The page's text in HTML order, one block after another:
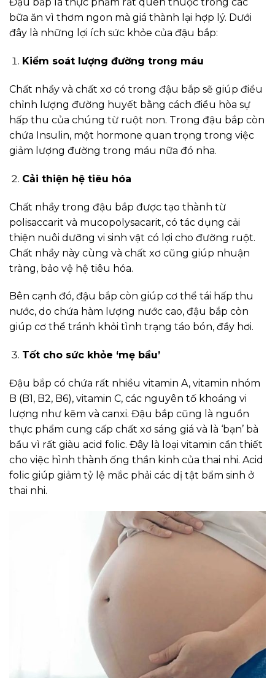
Đậu bắp là thực phẩm rất quen thuộc trong các
bữa ăn vì thơm ngon mà giá thành lại hợp lý. Dưới
đây là những lợi ích sức khỏe của đậu bắp:
Kiểm soát lượng đường trong máu
Chất nhầy và chất xơ có trong đậu bắp sẽ giúp điều
chỉnh lượng đường huyết bằng cách điều hòa sự
hấp thu của chúng từ ruột non. Trong đậu bắp còn
chứa Insulin, một hormone quan trọng trong việc
giảm lượng đường trong máu nữa đó nha.
Cải thiện hệ tiêu hóa
Chất nhầy trong đậu bắp được tạo thành từ
polisaccarit và mucopolysacarit, có tác dụng cải
thiện nuôi dưỡng vi sinh vật có lợi cho đường ruột.
Chất nhầy này cùng và chất xơ cũng giúp nhuận
tràng, bảo vệ hệ tiêu hóa.
Bên cạnh đó, đậu bắp còn giúp cơ thể tái hấp thu
nước, do chứa hàm lượng nước cao, đậu bắp còn
giúp cơ thể tránh khỏi tình trạng táo bón, đầy hơi.
Tốt cho sức khỏe ‘mẹ bầu’
Đậu bắp có chứa rất nhiều vitamin A, vitamin nhóm
B (B1, B2, B6), vitamin C, các nguyên tố khoáng vi
lượng như kẽm và canxi. Đậu bắp cũng là nguồn
thực phẩm cung cấp chất xơ sáng giá và là ‘bạn’ bà
bầu vì rất giàu acid folic. Đây là loại vitamin cần thiết
cho việc hình thành ống thần kinh của thai nhi. Acid
folic giúp giảm tỷ lệ mắc phải các dị tật bẩm sinh ở
thai nhi.